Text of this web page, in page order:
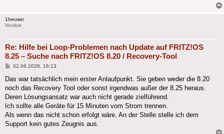
1heuser
Newbie
Re: Hilfe bei Loop-Problemen nach Update auf FRITZ!OS
8.25 – Suche nach FRITZ!OS 8.20 / Recovery-Tool
Beitrag
02.06.2026, 16:13
Das war tatsächlich mein erster Anlaufpunkt. Sie geben weder die 8.20
noch das Recovery Tool oder sonst irgendwas außer der 8.25 heraus.
Deren Lösungsansatz war auch nicht gerade zielführend.
Ich sollte alle Geräte für 15 Minuten vom Strom trennen.
Als wenn das nicht schon erfolgt wäre. An der Stelle stelle ich dem
Support kein gutes Zeugnis aus.